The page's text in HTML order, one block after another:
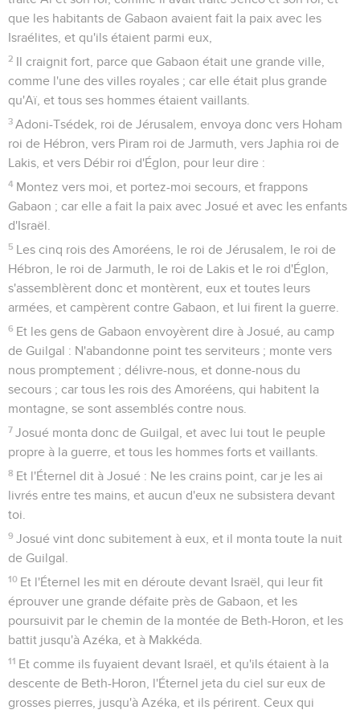
que les habitants de Gabaon avaient fait la paix avec les
Israélites, et qu'ils étaient parmi eux,
2 Il craignit fort, parce que Gabaon était une grande ville,
comme l'une des villes royales ; car elle était plus grande
qu'Aï, et tous ses hommes étaient vaillants.
3 Adoni-Tsédek, roi de Jérusalem, envoya donc vers Hoham
roi de Hébron, vers Piram roi de Jarmuth, vers Japhia roi de
Lakis, et vers Débir roi d'Églon, pour leur dire :
4 Montez vers moi, et portez-moi secours, et frappons
Gabaon ; car elle a fait la paix avec Josué et avec les enfants
d'Israël.
5 Les cinq rois des Amoréens, le roi de Jérusalem, le roi de
Hébron, le roi de Jarmuth, le roi de Lakis et le roi d'Églon,
s'assemblèrent donc et montèrent, eux et toutes leurs
armées, et campèrent contre Gabaon, et lui firent la guerre.
6 Et les gens de Gabaon envoyèrent dire à Josué, au camp
de Guilgal : N'abandonne point tes serviteurs ; monte vers
nous promptement ; délivre-nous, et donne-nous du
secours ; car tous les rois des Amoréens, qui habitent la
montagne, se sont assemblés contre nous.
7 Josué monta donc de Guilgal, et avec lui tout le peuple
propre à la guerre, et tous les hommes forts et vaillants.
8 Et l'Éternel dit à Josué : Ne les crains point, car je les ai
livrés entre tes mains, et aucun d'eux ne subsistera devant
toi.
9 Josué vint donc subitement à eux, et il monta toute la nuit
de Guilgal.
10 Et l'Éternel les mit en déroute devant Israël, qui leur fit
éprouver une grande défaite près de Gabaon, et les
poursuivit par le chemin de la montée de Beth-Horon, et les
battit jusqu'à Azéka, et à Makkéda.
11 Et comme ils fuyaient devant Israël, et qu'ils étaient à la
descente de Beth-Horon, l'Éternel jeta du ciel sur eux de
grosses pierres, jusqu'à Azéka, et ils périrent. Ceux qui